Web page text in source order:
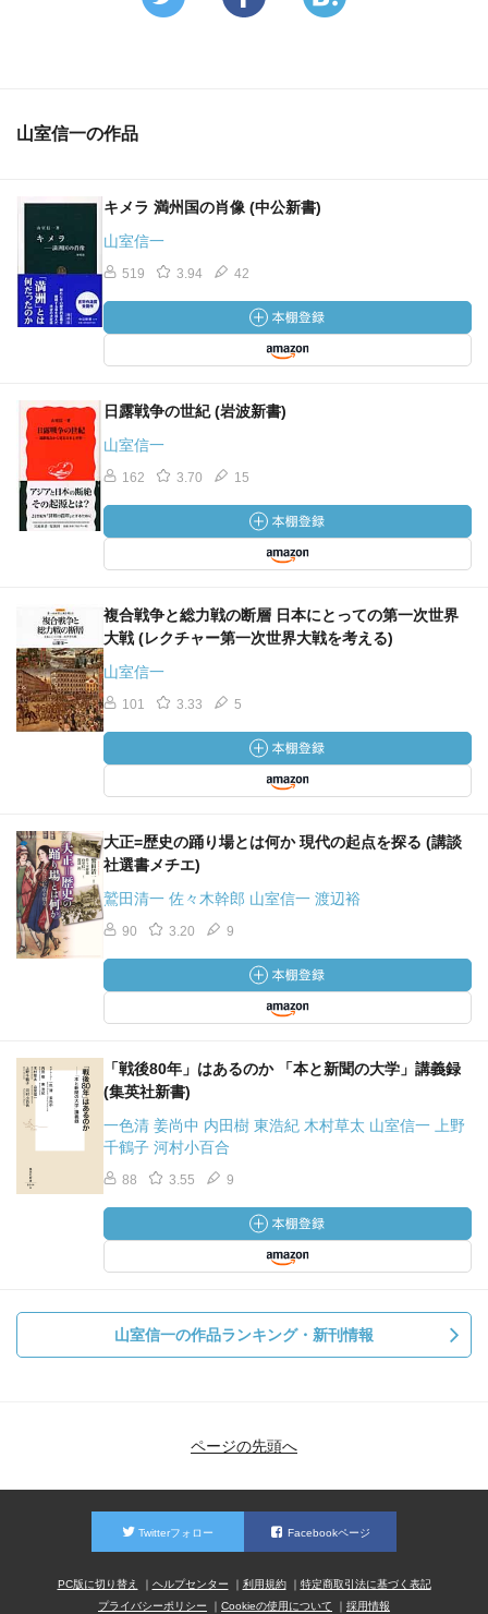
山室信一の作品
キメラ 満州国の肖像 (中公新書)
山室信一
519 3.94 42
日露戦争の世紀 (岩波新書)
山室信一
162 3.70 15
複合戦争と総力戦の断層 日本にとっての第一次世界
大戦 (レクチャー第一次世界大戦を考える)
山室信一
101 3.33 5
大正=歴史の踊り場とは何か 現代の起点を探る (講談
社選書メチエ)
鷲田清一 佐々木幹郎 山室信一 渡辺裕
90 3.20 9
「戦後80年」はあるのか 「本と新聞の大学」講義録
(集英社新書)
一色清 姜尚中 内田樹 東浩紀 木村草太 山室信一 上野
千鶴子 河村小百合
88 3.55 9
山室信一の作品ランキング・新刊情報
ページの先頭へ
Twitterフォロー Facebookページ
PC版に切り替え ヘルプセンター 利用規約
特定商取引法に基づく表記
プライバシーポリシー
Cookieの使用について 採用情報